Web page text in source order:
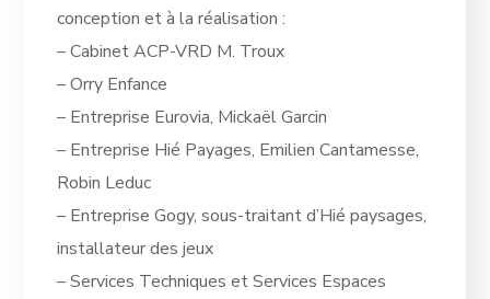
conception et à la réalisation :
– Cabinet ACP-VRD M. Troux
– Orry Enfance
– Entreprise Eurovia, Mickaël Garcin
– Entreprise Hié Payages, Emilien Cantamesse,
Robin Leduc
– Entreprise Gogy, sous-traitant d’Hié paysages,
installateur des jeux
– Services Techniques et Services Espaces